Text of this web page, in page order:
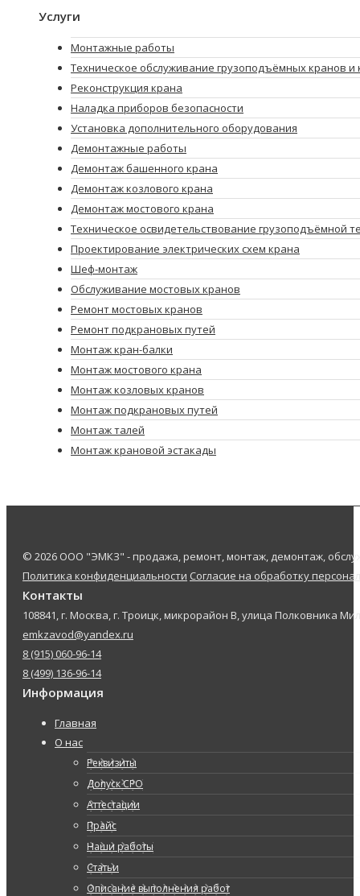
Услуги
Монтажные работы
Техническое обслуживание грузоподъёмных кранов и
Реконструкция крана
Наладка приборов безопасности
Установка дополнительного оборудования
Демонтажные работы
Демонтаж башенного крана
Демонтаж козлового крана
Демонтаж мостового крана
Техническое освидетельствование грузоподъёмной
Проектирование электрических схем крана
Шеф-монтаж
Обслуживание мостовых кранов
Ремонт мостовых кранов
Ремонт подкрановых путей
Монтаж кран-балки
Монтаж мостового крана
Монтаж козловых кранов
Монтаж подкрановых путей
Монтаж талей
Монтаж крановой эстакады
© 2026 ООО "ЭМКЗ" - продажа, ремонт, монтаж, демонтаж,
Политика конфиденциальности Согласие на обработку
Контакты
108841, г. Москва, г. Троицк, микрорайон В, улица Полковника
emkzavod@yandex.ru
8 (915) 060-96-14
8 (499) 136-96-14
Информация
Главная
О нас
Реквизиты
Допуск СРО
Аттестации
Прайс
Наши работы
Статьи
Описание выполнения работ